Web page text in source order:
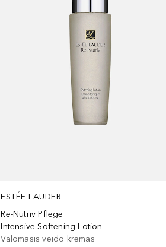
ESTÉE LAUDER
Re-Nutriv Pflege
Intensive Softening Lotion
Valomasis veido kremas